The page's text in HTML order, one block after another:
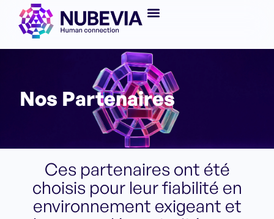
Nos Partenaires
Ces partenaires ont été
choisis pour leur fiabilité en
environnement exigeant et